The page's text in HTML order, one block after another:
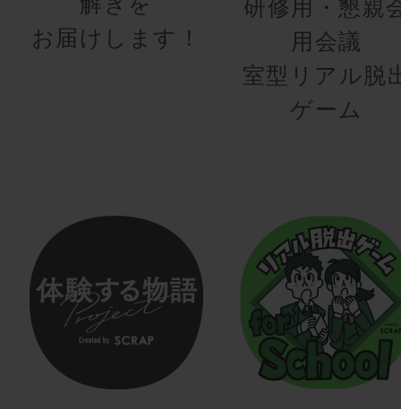
お届けします！
研修用・懇親
用会議
室型リアル脱
ゲーム